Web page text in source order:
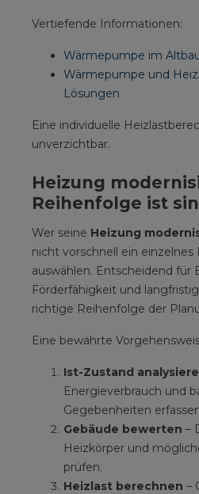
Vertiefende Informationen:
Wärmepumpe im
Wärmepumpe und
Lösungen
Eine individuelle
unverzichtbar.
Heizung
Reihenfolge ist
Wer seine Heizung
nicht vorschnell ein einzelnes
auswählen. Entscheidend für
Förderfähigkeit und
richtige Reihenfolge der
Eine bewährte
Ist-Zustand
Energieverbrauch und
Gegebenheiten
Gebäude bewerten –
Heizkörper und
prüfen.
Heizlast berechnen –